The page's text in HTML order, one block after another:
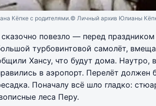
Кёпке с родителями.© Личный архив Юлианы
повезло — перед
турбовинтовой самолёт,
Хансу, что будут дома. Наутро,
в аэропорт. Перелёт должен
Поначалу всё шло гладко:
леса Перу.